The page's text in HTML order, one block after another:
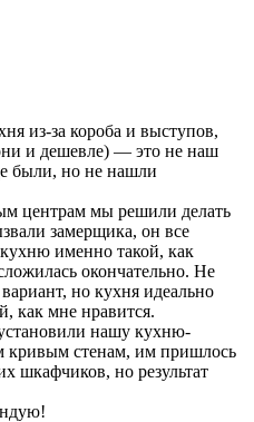
из-за короба и выступов,
и дешевле) — это не наш
были, но не нашли
центрам мы решили делать
замерщика, он все
именно такой, как
окончательно. Не
но кухня идеально
как мне нравится.
нашу кухню-
кривым стенам, им пришлось
шкафчиков, но результат